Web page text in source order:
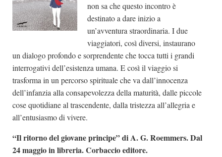
Giallo Stresa
Premio Chiara
A Tutto Volume
Salone di Torino
Marketing
non sa che questo incontro è
destinato a dare inizio a
un’avventura straordinaria. I due
viaggiatori, così diversi, instaurano
un dialogo profondo e sorprendente che tocca tutti i grandi
interrogativi dell’esistenza umana. E così il viaggio si
trasforma in un percorso spirituale che va dall’innocenza
dell’infanzia alla consapevolezza della maturità, dalle piccole
cose quotidiane al trascendente, dalla tristezza all’allegria e
all’entusiasmo di vivere.
“Il ritorno del giovane principe” di A. G. Roemmers. Dal
24 maggio in libreria. Corbaccio editore.